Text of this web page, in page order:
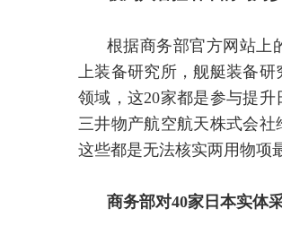
根据商务部官方网站上
上装备研究所，舰艇装备
领域，这20家都是参与提
三井物产航空航天株式会社
这些都是无法核实两用物项
商务部对40家日本实体